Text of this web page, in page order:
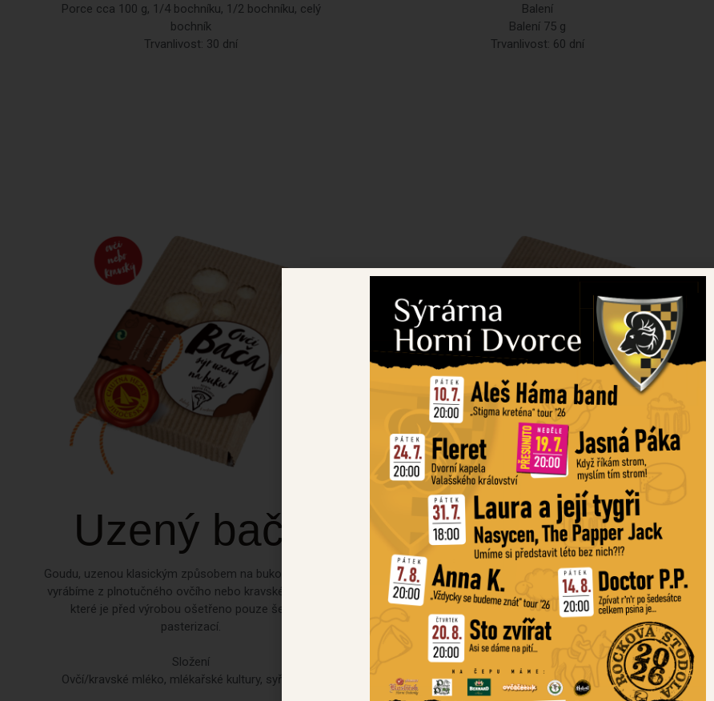
Porce cca 100 g, 1/4 bochníku, 1/2 bochníku, celý
bochník
Trvanlivost: 30 dní
Balení
Balení 75 g
Trvanlivost: 60 dní
Uzený bača
Goudu, uzenou klasickým způsobem na bukovém dřevě,
vyrábíme z plnotučného ovčího nebo kravského mléka,
které je před výrobou ošetřeno pouze šetrnou
pasterizací.
Složení
Ovčí/kravské mléko, mlékařské kultury, syřidlo, sůl
Gouda
kravská
Goudu, zrající 4 až 16 měsíců, vyrábíme z kravského
plnotučného mléka (3,5 % tuku), mléko je před výrobou
ošetřeno pouze šetrnou pasterizací.
Složení